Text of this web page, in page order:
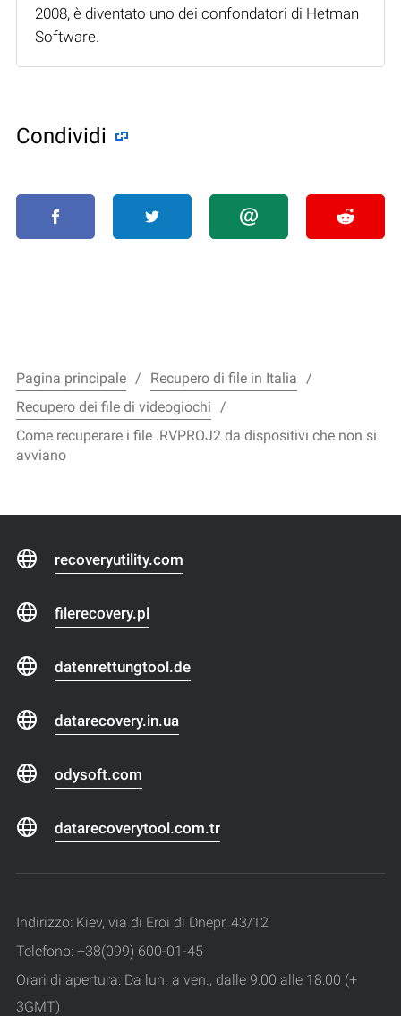
2008, è diventato uno dei confondatori di Hetman
Software.
Condividi
Pagina principale
Recupero di file in Italia
Recupero dei file di videogiochi
Come recuperare i file .RVPROJ2 da dispositivi che non si
avviano
recoveryutility.com
filerecovery.pl
datenrettungtool.de
datarecovery.in.ua
odysoft.com
datarecoverytool.com.tr
Indirizzo: Kiev, via di Eroi di Dnepr, 43/12
Telefono: +38(099) 600-01-45
Orari di apertura: Da lun. a ven., dalle 9:00 alle 18:00 (+
3GMT)